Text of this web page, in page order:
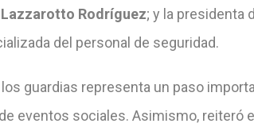
Rodríguez; y la presidenta
del personal de seguridad.
guardias representa un paso
eventos sociales. Asimismo, reiteró